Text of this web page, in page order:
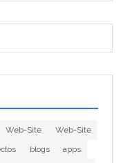
Web-Site
Web-Site
blogs
apps